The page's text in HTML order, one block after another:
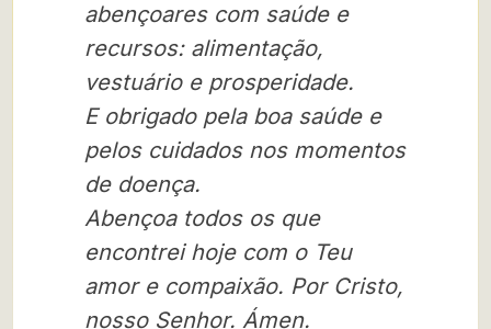
abençoares com saúde e
recursos: alimentação,
vestuário e prosperidade.
E obrigado pela boa saúde e
pelos cuidados nos momentos
de doença.
Abençoa todos os que
encontrei hoje com o Teu
amor e compaixão. Por Cristo,
nosso Senhor. Ámen.